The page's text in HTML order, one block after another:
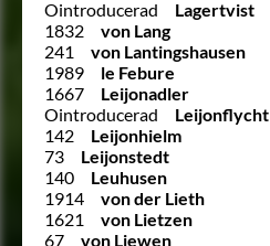
Ointroducerad
Lagertvist
1832
von Lang
241
von Lantingshausen
1989
le Febure
1667
Leijonadler
Ointroducerad
Leijonflycht
142
Leijonhielm
73
Leijonstedt
140
Leuhusen
1914
von der Lieth
1621
von Lietzen
67
von Liewen